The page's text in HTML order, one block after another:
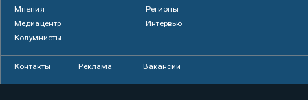
Мнения
Регионы
Медиацентр
Интервью
Колумнисты
Контакты Реклама Вакансии